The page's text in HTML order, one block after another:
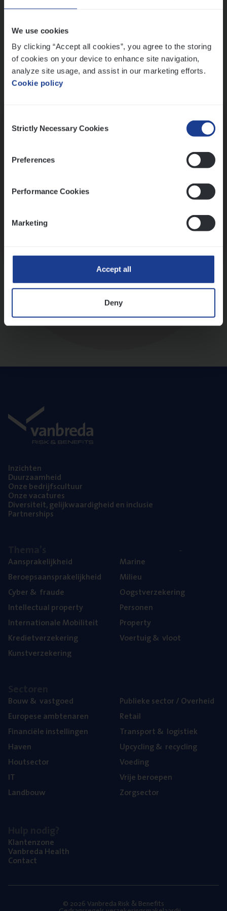
We use cookies
By clicking “Accept all cookies”, you agree to the storing
of cookies on your device to enhance site navigation,
analyze site usage, and assist in our marketing efforts.
Cookie policy
Selection
Strictly Necessary Cookies
Preferences
Performance Cookies
Marketing
Accept all
Deny
Inzich­ten
Duur­zaam­heid
Onze bedrijfs­cul­tuur
Onze vaca­tu­res
Diver­si­teit, gelijk­waar­dig­heid en inclusie
Part­ner­ships
Aan­spra­ke­lijk­heid
Beroeps­aan­spra­ke­lijk­heid
Cyber& fraude
Intel­lec­tu­al property
Inter­na­ti­o­na­le Mobiliteit
Kre­diet­ver­ze­ke­ring
Kunst­ver­ze­ke­ring
Mari­ne
Mili­eu
Oogst­ver­ze­ke­ring
Per­so­nen
Pro­per­ty
Voer­tuig& vloot
Bouw& vastgoed
Euro­pe­se ambtenaren
Finan­ci­ë­le instellingen
Haven
Hout­sec­tor
IT
Land­bouw
Publie­ke sec­tor / Overheid
Retail
Trans­port& logistiek
Upcy­cling& recycling
Voe­ding
Vrije beroe­pen
Zorg­sec­tor
Klan­ten­zo­ne
Van­b­re­da Health
Con­tact
© 2026 Vanbreda Risk & Benefits